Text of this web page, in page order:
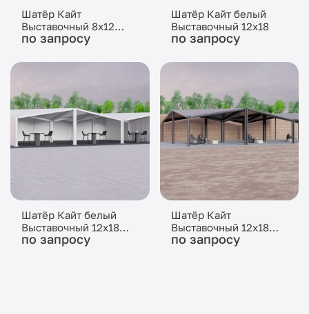
Шатёр Кайт
Выставочный 8x12
(Чёрный)
по запросу
Шатёр Кайт белый
Выставочный 12x18
по запросу
Шатёр Кайт белый
Выставочный 12x18
(Со стенками)
по запросу
Шатёр Кайт
Выставочный 12x18
(Чёрный)
по запросу